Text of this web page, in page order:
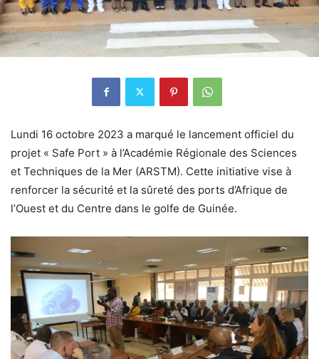
Lundi 16 octobre 2023 a marqué le lancement officiel du
projet « Safe Port » à l’Académie Régionale des Sciences
et Techniques de la Mer (ARSTM). Cette initiative vise à
renforcer la sécurité et la sûreté des ports d’Afrique de
l’Ouest et du Centre dans le golfe de Guinée.